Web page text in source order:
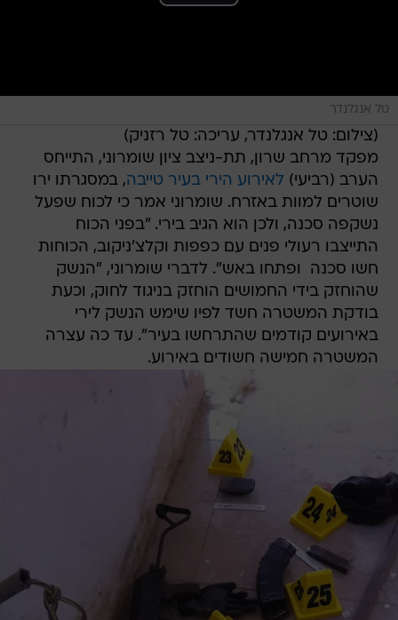
טל אנגלנדר
(צילום: טל אנגלנדר, עריכה: טל רזניק)
מפקד מרחב שרון, תת-ניצב ציון שומרוני, התייחס
הערב (רביעי) לאירוע הירי בעיר טייבה, במסגרתו ירו
שוטרים למוות באזרח. שומרוני אמר כי לכוח שפעל
נשקפה סכנה, ולכן הוא הגיב בירי. "בפני הכוח
התייצבו רעולי פנים עם כפפות וקלצ'ניקוב, הכוחות
חשו סכנה  ופתחו באש". לדברי שומרוני, "הנשק
שהוחזק בידי החמושים הוחזק בניגוד לחוק, וכעת
בודקת המשטרה חשד לפיו שימש הנשק לירי
באירועים קודמים שהתרחשו בעיר". עד כה עצרה
המשטרה חמישה חשודים באירוע.